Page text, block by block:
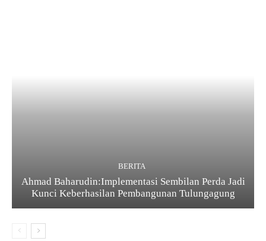
BERITA
Ahmad Baharudin:Implementasi Sembilan Perda Jadi
Kunci Keberhasilan Pembangunan Tulungagung